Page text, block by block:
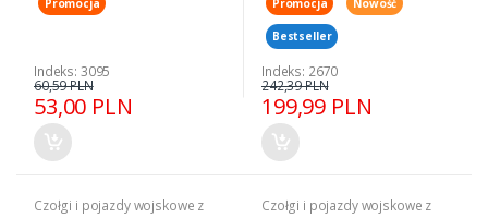
Indeks: 3095
53,00 PLN
60,59 PLN
Bestseller
Indeks: 2670
199,99 PLN
242,39 PLN
Czołgi i pojazdy wojskowe z
Czołgi i pojazdy wojskowe z